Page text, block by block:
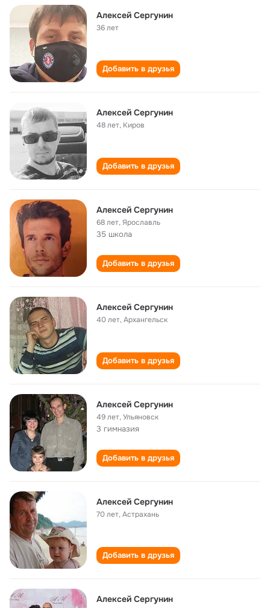
Алексей Сергунин
36 лет
Добавить в друзья
Алексей Сергунин
48 лет, Киров
Добавить в друзья
Алексей Сергунин
68 лет,Ярославль
35 школа
Добавить в друзья
Алексей Сергунин
40 лет,Архангельск
Добавить в друзья
Алексей Сергунин
49 лет,Ульяновск
3 гимназия
Добавить в друзья
Алексей Сергунин
70 лет,Астрахань
Добавить в друзья
Алексей Сергунин